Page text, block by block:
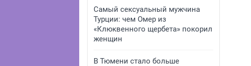
Самый сексуальный мужчина
Турции: чем Омер из
«Клюквенного щербета» покорил
женщин
В Тюмени стало больше